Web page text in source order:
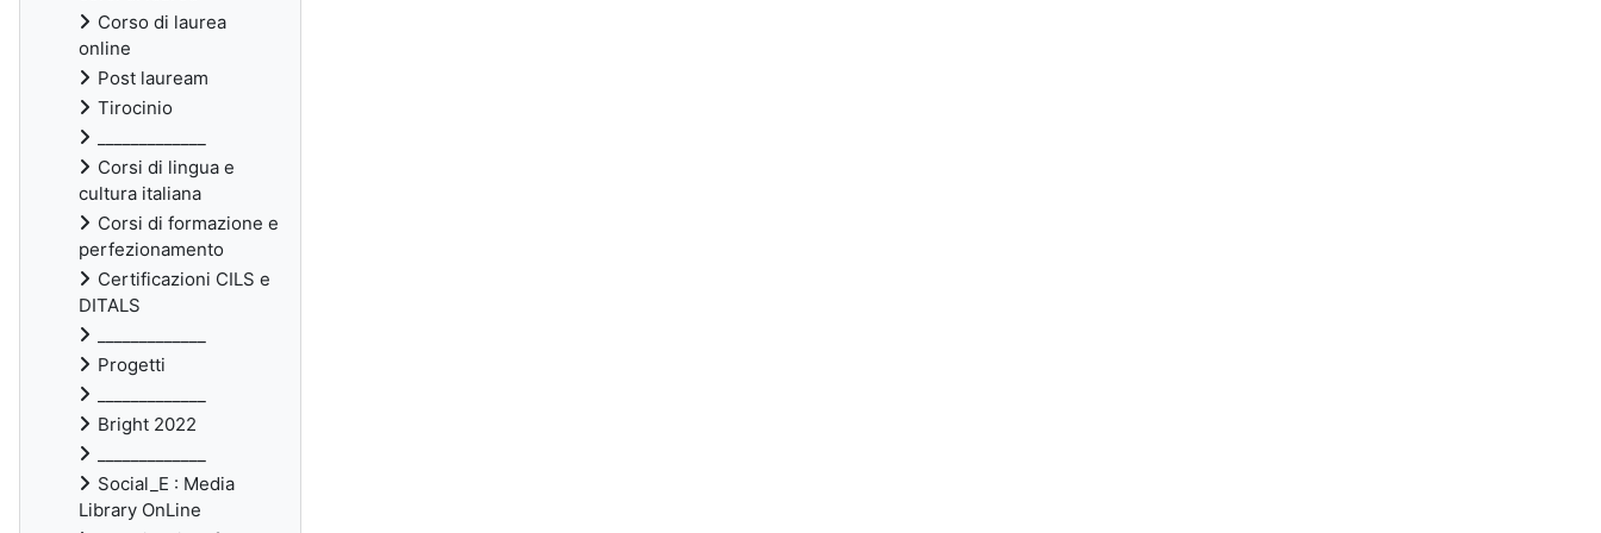
Corso di laurea
online
Post lauream
Tirocinio
Corsi di lingua e
cultura italiana
Corsi di formazione e
perfezionamento
Certificazioni CILS e
DITALS
Progetti
Bright 2022
Social_E : Media
Library OnLine